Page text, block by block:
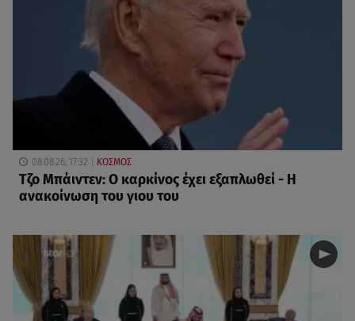
08.08.26, 17:32 ΚΟΣΜΟΣ
Τζο Μπάιντεν: Ο καρκίνος έχει εξαπλωθεί - Η
ανακοίνωση του γιου του